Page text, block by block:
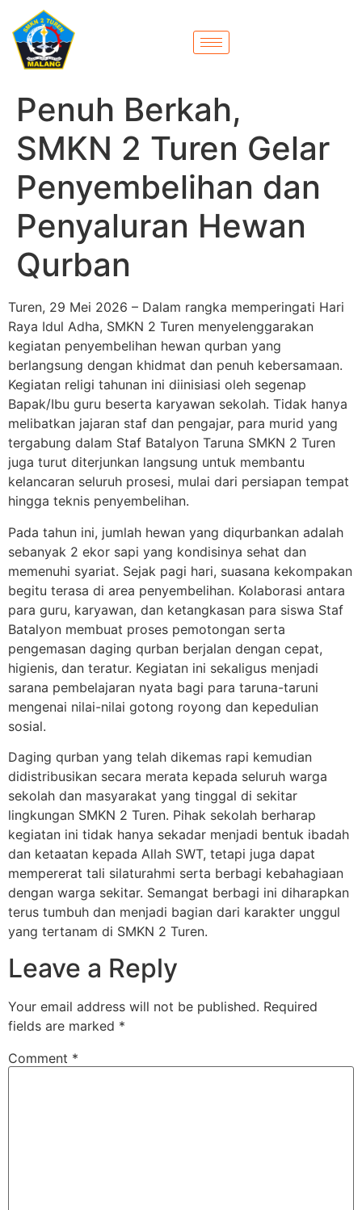
Penuh Berkah,
SMKN 2 Turen Gelar
Penyembelihan dan
Penyaluran Hewan
Qurban
Turen, 29 Mei 2026 – Dalam rangka memperingati Hari
Raya Idul Adha, SMKN 2 Turen menyelenggarakan
kegiatan penyembelihan hewan qurban yang
berlangsung dengan khidmat dan penuh kebersamaan.
Kegiatan religi tahunan ini diinisiasi oleh segenap
Bapak/Ibu guru beserta karyawan sekolah. Tidak hanya
melibatkan jajaran staf dan pengajar, para murid yang
tergabung dalam Staf Batalyon Taruna SMKN 2 Turen
juga turut diterjunkan langsung untuk membantu
kelancaran seluruh prosesi, mulai dari persiapan tempat
hingga teknis penyembelihan.
Pada tahun ini, jumlah hewan yang diqurbankan adalah
sebanyak 2 ekor sapi yang kondisinya sehat dan
memenuhi syariat. Sejak pagi hari, suasana kekompakan
begitu terasa di area penyembelihan. Kolaborasi antara
para guru, karyawan, dan ketangkasan para siswa Staf
Batalyon membuat proses pemotongan serta
pengemasan daging qurban berjalan dengan cepat,
higienis, dan teratur. Kegiatan ini sekaligus menjadi
sarana pembelajaran nyata bagi para taruna-taruni
mengenai nilai-nilai gotong royong dan kepedulian
sosial.
Daging qurban yang telah dikemas rapi kemudian
didistribusikan secara merata kepada seluruh warga
sekolah dan masyarakat yang tinggal di sekitar
lingkungan SMKN 2 Turen. Pihak sekolah berharap
kegiatan ini tidak hanya sekadar menjadi bentuk ibadah
dan ketaatan kepada Allah SWT, tetapi juga dapat
mempererat tali silaturahmi serta berbagi kebahagiaan
dengan warga sekitar. Semangat berbagi ini diharapkan
terus tumbuh dan menjadi bagian dari karakter unggul
yang tertanam di SMKN 2 Turen.
Leave a Reply
Your email address will not be published. Required
fields are marked *
Comment *